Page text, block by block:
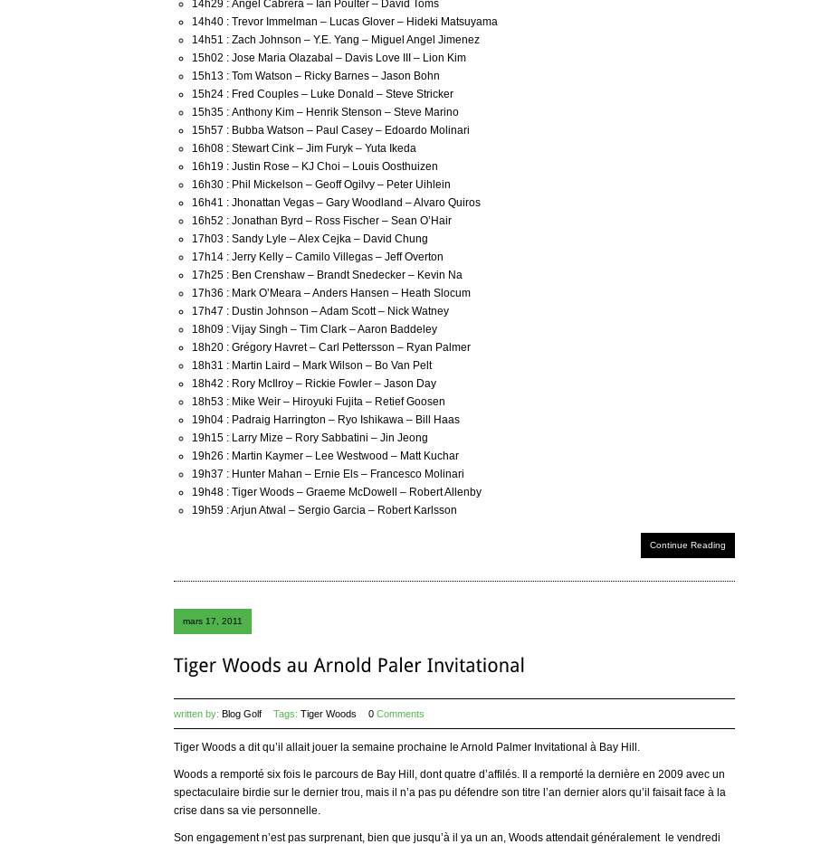
14h29 : Angel Cabrera – Ian Poulter – David Toms
14h40 : Trevor Immelman – Lucas Glover – Hideki Matsuyama
14h51 : Zach Johnson – Y.E. Yang – Miguel Angel Jimenez
15h02 : Jose Maria Olazabal – Davis Love III – Lion Kim
15h13 : Tom Watson – Ricky Barnes – Jason Bohn
15h24 : Fred Couples – Luke Donald – Steve Stricker
15h35 : Anthony Kim – Henrik Stenson – Steve Marino
15h57 : Bubba Watson – Paul Casey – Edoardo Molinari
16h08 : Stewart Cink – Jim Furyk – Yuta Ikeda
16h19 : Justin Rose – KJ Choi – Louis Oosthuizen
16h30 : Phil Mickelson – Geoff Ogilvy – Peter Uihlein
16h41 : Jhonattan Vegas – Gary Woodland – Alvaro Quiros
16h52 : Jonathan Byrd – Ross Fischer – Sean O’Hair
17h03 : Sandy Lyle – Alex Cejka – David Chung
17h14 : Jerry Kelly – Camilo Villegas – Jeff Overton
17h25 : Ben Crenshaw – Brandt Snedecker – Kevin Na
17h36 : Mark O’Meara – Anders Hansen – Heath Slocum
17h47 : Dustin Johnson – Adam Scott – Nick Watney
18h09 : Vijay Singh – Tim Clark – Aaron Baddeley
18h20 : Grégory Havret – Carl Pettersson – Ryan Palmer
18h31 : Martin Laird – Mark Wilson – Bo Van Pelt
18h42 : Rory McIlroy – Rickie Fowler – Jason Day
18h53 : Mike Weir – Hiroyuki Fujita – Retief Goosen
19h04 : Padraig Harrington – Ryo Ishikawa – Bill Haas
19h15 : Larry Mize – Rory Sabbatini – Jin Jeong
19h26 : Martin Kaymer – Lee Westwood – Matt Kuchar
19h37 : Hunter Mahan – Ernie Els – Francesco Molinari
19h48 : Tiger Woods – Graeme McDowell – Robert Allenby
19h59 : Arjun Atwal – Sergio Garcia – Robert Karlsson
Continue Reading
mars 17, 2011
written by: Blog Golf Tags: Tiger Woods 0 Comments
Tiger Woods a dit qu’il allait jouer la semaine prochaine le Arnold Palmer Invitational à Bay Hill.
Woods a remporté six fois le parcours de Bay Hill, dont quatre d’affilés. Il a remporté la dernière en 2009 avec un
spectaculaire birdie sur le dernier trou, mais il n’a pas pu défendre son titre l’an dernier alors qu’il faisait face à la
crise dans sa vie personnelle.
Son engagement n’est pas surprenant, bien que jusqu’à il ya un an, Woods attendait généralement le vendredi